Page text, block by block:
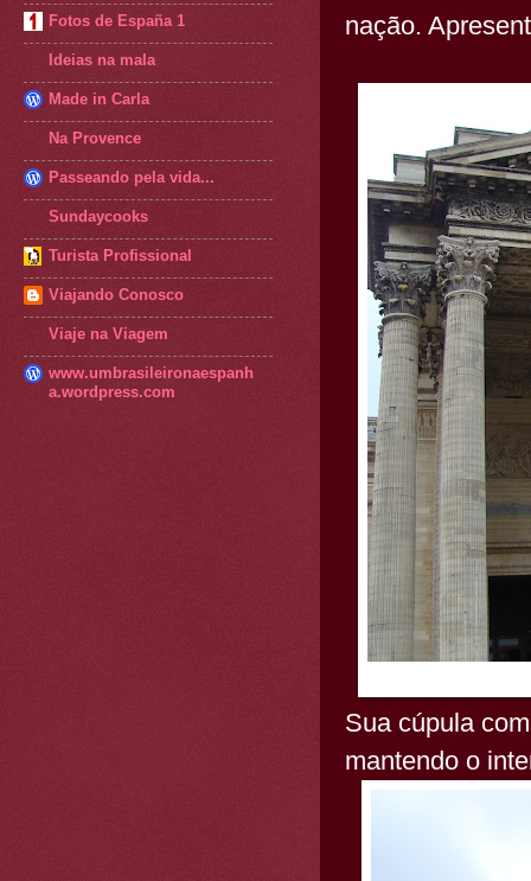
nação.
Sua cúpula
mantendo o
Fotos de España 1
Ideias na mala
Made in Carla
Na Provence
Passeando pela vida...
Sundaycooks
Turista Profissional
Viajando Conosco
Viaje na Viagem
www.umbrasileironaespanh
a.wordpress.com